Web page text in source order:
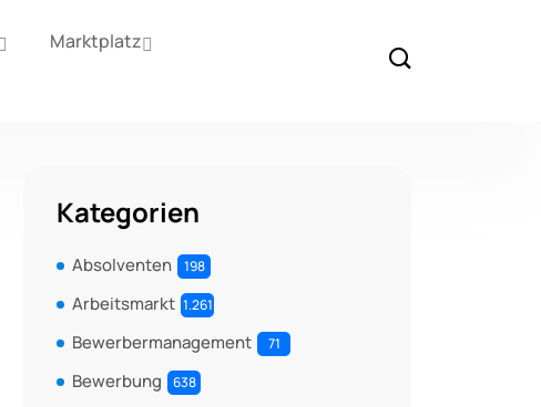
Marktplatz
Kategorien
Absolventen 198
Arbeitsmarkt 1.261
Bewerbermanagement 71
Bewerbung 638